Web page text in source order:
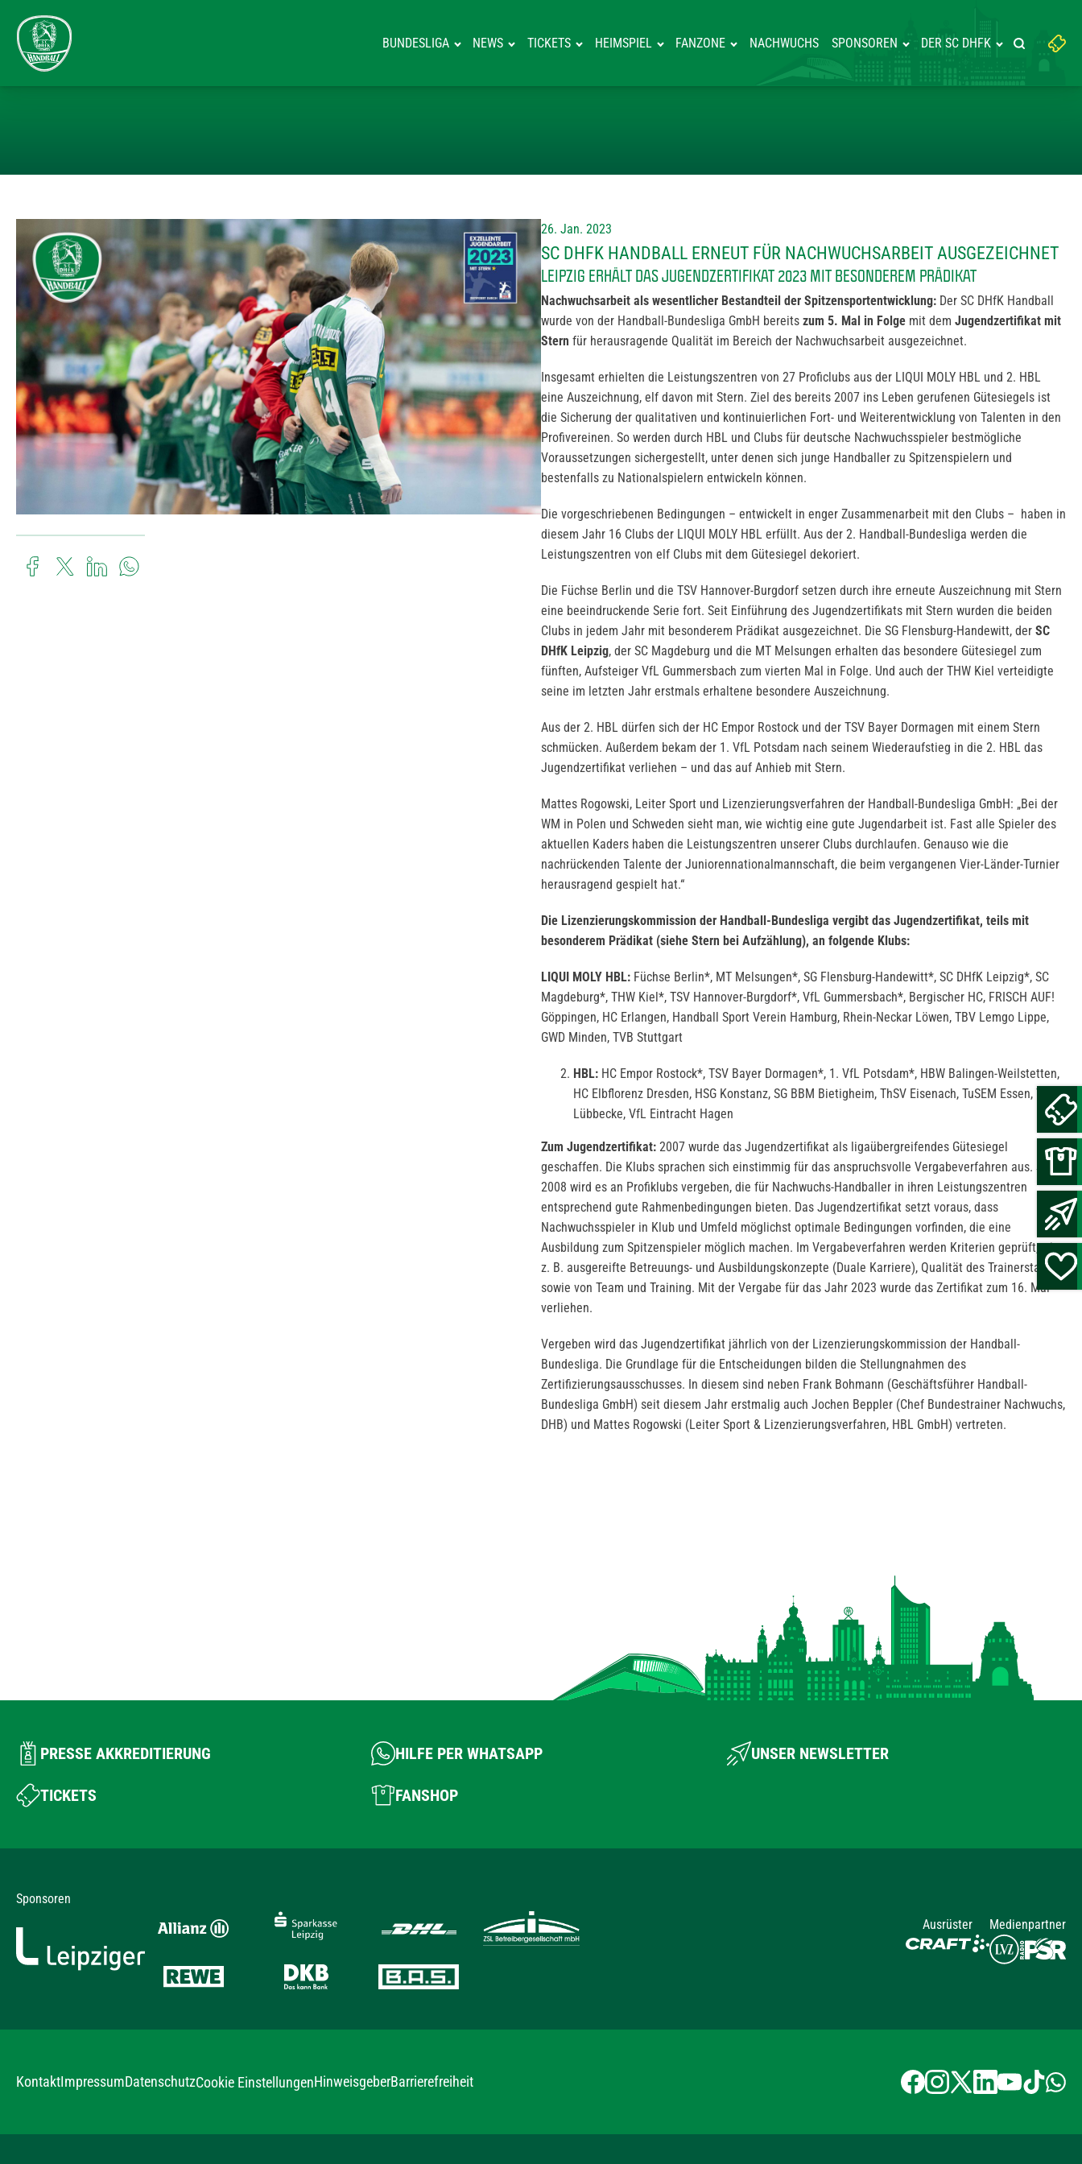
BUNDESLIGA NEWS TICKETS HEIMSPIEL FANZONE NACHWUCHS SPONSOREN DER SC DHFK
Suchbegriff
eingeben:
Suche
26. Jan. 2023
SC DHFK HANDBALL ERNEUT FÜR NACHWUCHSARBEIT AUSGEZEICHNET
LEIPZIG ERHÄLT DAS JUGENDZERTIFIKAT 2023 MIT BESONDEREM PRÄDIKAT
Nachwuchsarbeit als wesentlicher Bestandteil der Spitzensportentwicklung: Der SC DHfK Handball
wurde von der Handball-Bundesliga GmbH bereits zum 5. Mal in Folge mit dem Jugendzertifikat mit
Stern für herausragende Qualität im Bereich der Nachwuchsarbeit ausgezeichnet.
Insgesamt erhielten die Leistungszentren von 27 Proficlubs aus der LIQUI MOLY HBL und 2. HBL
eine Auszeichnung, elf davon mit Stern. Ziel des bereits 2007 ins Leben gerufenen Gütesiegels ist
die Sicherung der qualitativen und kontinuierlichen Fort- und Weiterentwicklung von Talenten in den
Profivereinen. So werden durch HBL und Clubs für deutsche Nachwuchsspieler bestmögliche
Voraussetzungen sichergestellt, unter denen sich junge Handballer zu Spitzenspielern und
bestenfalls zu Nationalspielern entwickeln können.
Die vorgeschriebenen Bedingungen – entwickelt in enger Zusammenarbeit mit den Clubs – haben in
diesem Jahr 16 Clubs der LIQUI MOLY HBL erfüllt. Aus der 2. Handball-Bundesliga werden die
Leistungszentren von elf Clubs mit dem Gütesiegel dekoriert.
Die Füchse Berlin und die TSV Hannover-Burgdorf setzen durch ihre erneute Auszeichnung mit Stern
eine beeindruckende Serie fort. Seit Einführung des Jugendzertifikats mit Stern wurden die beiden
Clubs in jedem Jahr mit besonderem Prädikat ausgezeichnet. Die SG Flensburg-Handewitt, der SC
DHfK Leipzig, der SC Magdeburg und die MT Melsungen erhalten das besondere Gütesiegel zum
fünften, Aufsteiger VfL Gummersbach zum vierten Mal in Folge. Und auch der THW Kiel verteidigte
seine im letzten Jahr erstmals erhaltene besondere Auszeichnung.
Aus der 2. HBL dürfen sich der HC Empor Rostock und der TSV Bayer Dormagen mit einem Stern
schmücken. Außerdem bekam der 1. VfL Potsdam nach seinem Wiederaufstieg in die 2. HBL das
Jugendzertifikat verliehen – und das auf Anhieb mit Stern.
Mattes Rogowski, Leiter Sport und Lizenzierungsverfahren der Handball-Bundesliga GmbH: „Bei der
WM in Polen und Schweden sieht man, wie wichtig eine gute Jugendarbeit ist. Fast alle Spieler des
aktuellen Kaders haben die Leistungszentren unserer Clubs durchlaufen. Genauso wie die
nachrückenden Talente der Juniorennationalmannschaft, die beim vergangenen Vier-Länder-Turnier
herausragend gespielt hat.“
Die Lizenzierungskommission der Handball-Bundesliga vergibt das Jugendzertifikat, teils mit
besonderem Prädikat (siehe Stern bei Aufzählung), an folgende Klubs:
LIQUI MOLY HBL: Füchse Berlin*, MT Melsungen*, SG Flensburg-Handewitt*, SC DHfK Leipzig*, SC
Magdeburg*, THW Kiel*, TSV Hannover-Burgdorf*, VfL Gummersbach*, Bergischer HC, FRISCH AUF!
Göppingen, HC Erlangen, Handball Sport Verein Hamburg, Rhein-Neckar Löwen, TBV Lemgo Lippe,
GWD Minden, TVB Stuttgart
HBL: HC Empor Rostock*, TSV Bayer Dormagen*, 1. VfL Potsdam*, HBW Balingen-Weilstetten,
HC Elbflorenz Dresden, HSG Konstanz, SG BBM Bietigheim, ThSV Eisenach, TuSEM Essen, TuS-N
Lübbecke, VfL Eintracht Hagen
Zum Jugendzertifikat: 2007 wurde das Jugendzertifikat als ligaübergreifendes Gütesiegel
geschaffen. Die Klubs sprachen sich einstimmig für das anspruchsvolle Vergabeverfahren aus. Seit
2008 wird es an Profiklubs vergeben, die für Nachwuchs-Handballer in ihren Leistungszentren
entsprechend gute Rahmenbedingungen bieten. Das Jugendzertifikat setzt voraus, dass
Nachwuchsspieler in Klub und Umfeld möglichst optimale Bedingungen vorfinden, die eine
Ausbildung zum Spitzenspieler möglich machen. Im Vergabeverfahren werden Kriterien geprüft, wie
z. B. ausgereifte Betreuungs- und Ausbildungskonzepte (Duale Karriere), Qualität des Trainerstabes
sowie von Team und Training. Mit der Vergabe für das Jahr 2023 wurde das Zertifikat zum 16. Mal
verliehen.
Vergeben wird das Jugendzertifikat jährlich von der Lizenzierungskommission der Handball-
Bundesliga. Die Grundlage für die Entscheidungen bilden die Stellungnahmen des
Zertifizierungsausschusses. In diesem sind neben Frank Bohmann (Geschäftsführer Handball-
Bundesliga GmbH) seit diesem Jahr erstmalig auch Jochen Beppler (Chef Bundestrainer Nachwuchs,
DHB) und Mattes Rogowski (Leiter Sport & Lizenzierungsverfahren, HBL GmbH) vertreten.
PRESSE AKKREDITIERUNG HILFE PER WHATSAPP UNSER NEWSLETTER
TICKETS FANSHOP
Sponsoren
Ausrüster
Medienpartner
KontaktImpressumDatenschutzCookie EinstellungenHinweisgeberBarrierefreiheit